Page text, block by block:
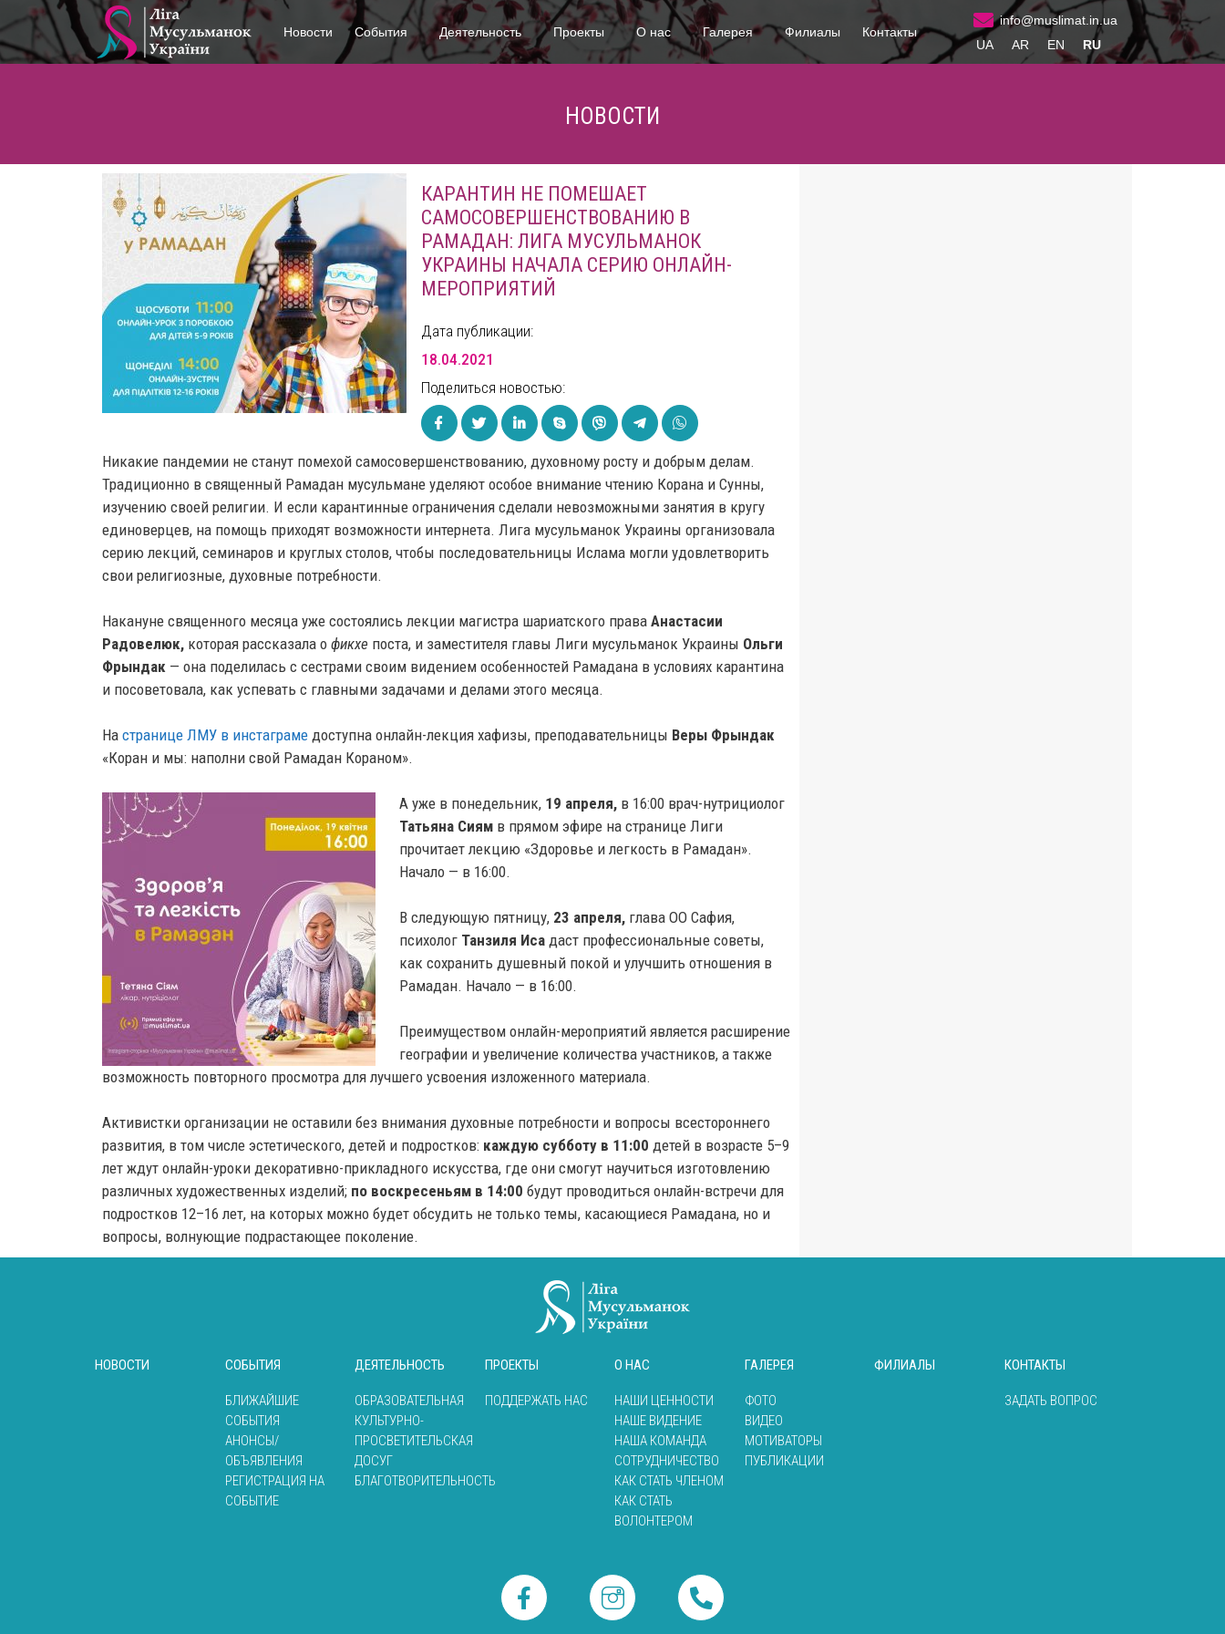
Новости События Деятельность Проекты О нас Галерея Филиалы Контакты
info@muslimat.in.ua
UA
AR EN RU
НОВОСТИ
КАРАНТИН НЕ ПОМЕШАЕТ
САМОСОВЕРШЕНСТВОВАНИЮ В
РАМАДАН: ЛИГА МУСУЛЬМАНОК
УКРАИНЫ НАЧАЛА СЕРИЮ ОНЛАЙН-
МЕРОПРИЯТИЙ
Дата публикации:
18.04.2021
Поделиться новостью:
Никакие пандемии не станут помехой самосовершенствованию, духовному росту и добрым делам.
Традиционно в священный Рамадан мусульмане уделяют особое внимание чтению Корана и Сунны,
изучению своей религии. И если карантинные ограничения сделали невозможными занятия в кругу
единоверцев, на помощь приходят возможности интернета. Лига мусульманок Украины организовала
серию лекций, семинаров и круглых столов, чтобы последовательницы Ислама могли удовлетворить
свои религиозные, духовные потребности.
Накануне священного месяца уже состоялись лекции магистра шариатского права Анастасии
Радовелюк, которая рассказала о фикхе поста, и заместителя главы Лиги мусульманок Украины Ольги
Фрындак — она поделилась с сестрами своим видением особенностей Рамадана в условиях карантина
и посоветовала, как успевать с главными задачами и делами этого месяца.
На странице ЛМУ в инстаграме доступна онлайн-лекция хафизы, преподавательницы Веры Фрындак
«Коран и мы: наполни свой Рамадан Кораном».
А уже в понедельник, 19 апреля,в 16:00 врач-нутрициолог
Татьяна Сиямв прямом эфире на странице Лиги
прочитает лекцию «Здоровье и легкость в Рамадан».
Начало — в 16:00.
В следующую пятницу, 23 апреля,глава ОО Сафия,
психолог Танзиля Исадаст профессиональные советы,
как сохранить душевный покой и улучшить отношения в
Рамадан. Начало — в 16:00.
Преимуществом онлайн-мероприятий является расширение
географии и увеличение количества участников, а также
возможность повторного просмотра для лучшего усвоения изложенного материала.
Активистки организации не оставили без внимания духовные потребности и вопросы всестороннего
развития, в том числе эстетического, детей и подростков: каждую субботу в 11:00 детей в возрасте 5–9
лет ждут онлайн-уроки декоративно-прикладного искусства, где они смогут научиться изготовлению
различных художественных изделий; по воскресеньям в 14:00 будут проводиться онлайн-встречи для
подростков 12–16 лет, на которых можно будет обсудить не только темы, касающиеся Рамадана, но и
вопросы, волнующие подрастающее поколение.
НОВОСТИ СОБЫТИЯ
БЛИЖАЙШИЕ
СОБЫТИЯ
АНОНСЫ/
ОБЪЯВЛЕНИЯ
РЕГИСТРАЦИЯ НА
СОБЫТИЕ
ДЕЯТЕЛЬНОСТЬ
ОБРАЗОВАТЕЛЬНАЯ
КУЛЬТУРНО-
ПРОСВЕТИТЕЛЬСКАЯ
ДОСУГ
БЛАГОТВОРИТЕЛЬНОСТЬ
ПРОЕКТЫ
ПОДДЕРЖАТЬ НАС
О НАС
НАШИ ЦЕННОСТИ
НАШЕ ВИДЕНИЕ
НАША КОМАНДА
СОТРУДНИЧЕСТВО
КАК СТАТЬ ЧЛЕНОМ
КАК СТАТЬ
ВОЛОНТЕРОМ
ГАЛЕРЕЯ
ФОТО
ВИДЕО
МОТИВАТОРЫ
ПУБЛИКАЦИИ
ФИЛИАЛЫ КОНТАКТЫ
ЗАДАТЬ ВОПРОС